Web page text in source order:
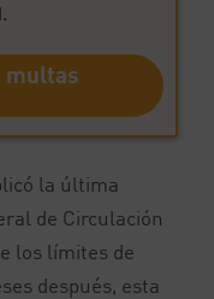
.
multas
la última
de Circulación
los límites de
después, esta